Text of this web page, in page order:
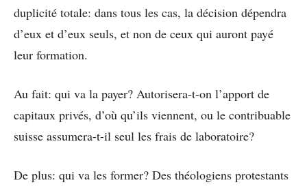
duplicité totale: dans tous les cas, la décision dépendra
d’eux et d’eux seuls, et non de ceux qui auront payé
leur formation.
Au fait: qui va la payer? Autorisera-t-on l’apport de
capitaux privés, d’où qu’ils viennent, ou le contribuable
suisse assumera-t-il seul les frais de laboratoire?
De plus: qui va les former? Des théologiens protestants